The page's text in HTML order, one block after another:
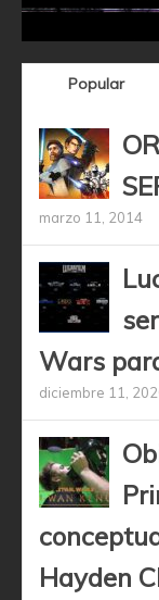
Popular
marzo 11, 2014
Wars
diciembre 11,
Hayden